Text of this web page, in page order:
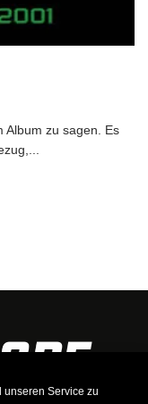
unseren Service zu
Album zu sagen. Es
...